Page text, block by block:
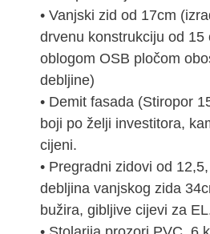
• Vanjski zid od 17cm
drvenu konstrukciju od 15
oblogom OSB pločom
debljine)
• Demit fasada (Stiropor
boji po želji investitora,
cijeni.
• Pregradni zidovi od
debljina vanjskog zida
bužira, gibljive cijevi za